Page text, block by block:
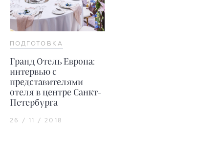
ПОДГОТОВКА
Гранд Отель Европа:
интервью с
представителями
отеля в центре Санкт-
Петербурга
26 / 11 / 2018